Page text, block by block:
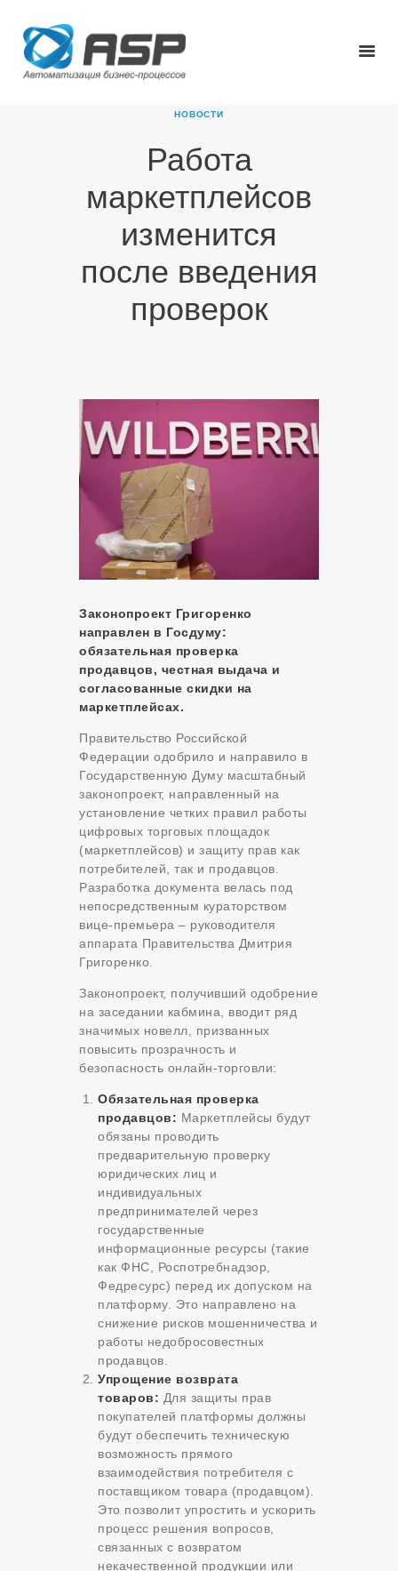
НОВОСТИ
Работа
маркетплейсов
изменится
после введения
проверок
ГЛАВНАЯ
О КОМПАНИИ
НОВОСТИ
КАРЬЕРА
ПАРТНЕРЫ
КОНТАКТЫ
Законопроект Григоренко
направлен в Госдуму:
обязательная проверка
продавцов, честная выдача и
согласованные скидки на
маркетплейсах.
Правительство Российской
Федерации одобрило и направило в
Государственную Думу масштабный
законопроект, направленный на
установление четких правил работы
цифровых торговых площадок
(маркетплейсов) и защиту прав как
потребителей, так и продавцов.
Разработка документа велась под
непосредственным кураторством
вице-премьера – руководителя
аппарата Правительства Дмитрия
Григоренко.
Законопроект, получивший одобрение
на заседании кабмина, вводит ряд
значимых новелл, призванных
повысить прозрачность и
безопасность онлайн-торговли:
Обязательная проверка
продавцов: Маркетплейсы будут
обязаны проводить
предварительную проверку
юридических лиц и
индивидуальных
предпринимателей через
государственные
информационные ресурсы (такие
как ФНС, Роспотребнадзор,
Федресурс) перед их допуском на
платформу. Это направлено на
снижение рисков мошенничества и
работы недобросовестных
продавцов.
Упрощение возврата
товаров: Для защиты прав
покупателей платформы должны
будут обеспечить техническую
возможность прямого
взаимодействия потребителя с
поставщиком товара (продавцом).
Это позволит упростить и ускорить
процесс решения вопросов,
связанных с возвратом
некачественной продукции или